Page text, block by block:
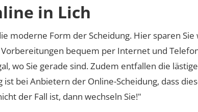
in Lich
moderne Form der Scheidung. Hier sparen
Vorbereitungen bequem per Internet und
wo Sie gerade sind. Zudem entfallen die
ist bei Anbietern der Online-Scheidung, dass
der Fall ist, dann wechseln Sie!"